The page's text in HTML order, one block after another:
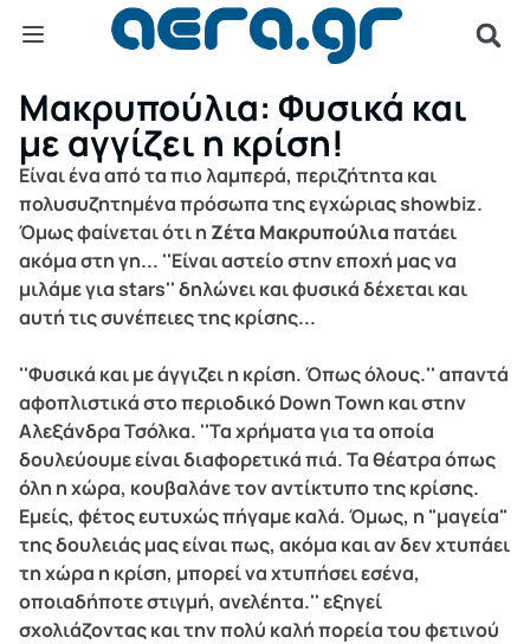
Μακρυπούλια: Φυσικά και
με αγγίζει η κρίση!
Είναι ένα από τα πιο λαμπερά, περιζήτητα και
πολυσυζητημένα πρόσωπα της εγχώριας showbiz.
Όμως φαίνεται ότι η Ζέτα Μακρυπούλιαπατάει
ακόμα στη γη... ''Είναι αστείο στην εποχή μας να
μιλάμε για stars'' δηλώνει και φυσικά δέχεται και
αυτή τις συνέπειες της κρίσης...
''Φυσικά και με άγγιζει η κρίση. Όπως όλους.'' απαντά
αφοπλιστικά στο περιοδικό Down Town και στην
Αλεξάνδρα Τσόλκα. ''Τα χρήματα για τα οποία
δουλεύουμε είναι διαφορετικά πιά. Τα θέατρα όπως
όλη η χώρα, κουβαλάνε τον αντίκτυπο της κρίσης.
Εμείς, φέτος ευτυχώς πήγαμε καλά. Όμως, η "μαγεία"
της δουλειάς μας είναι πως, ακόμα και αν δεν χτυπάει
τη χώρα η κρίση, μπορεί να χτυπήσει εσένα,
οποιαδήποτε στιγμή, ανελέητα.'' εξηγεί
σχολιάζοντας και την πολύ καλή πορεία του φετινού